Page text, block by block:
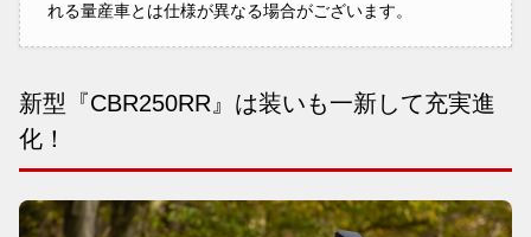
れる量産車とは仕様が異なる場合がございます。
新型『CBR250RR』は装いも一新して充実進
化！